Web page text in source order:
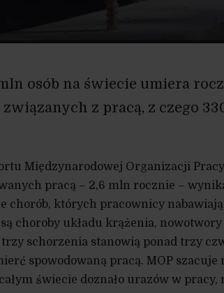
osób na świecie umiera
z pracą, z czego
Międzynarodowej Organizacji
pracą – 2,6 mln rocznie –
chorób, których pracownicy
choroby układu krążenia, nowotwory
trzy schorzenia stanowią ponad trzy
spowodowaną pracą. MOP
świecie doznało urazów w